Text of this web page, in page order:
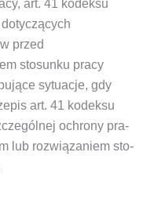
art. 41 kodeksu
przed
stosunku pracy
sytu­acje, gdy
art. 41 kodek­su
ochro­ny pra­
lub roz­wią­za­niem sto­